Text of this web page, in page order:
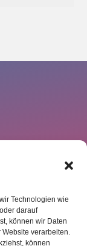
Technologien wie
darauf
können wir Daten
verarbeiten.
können